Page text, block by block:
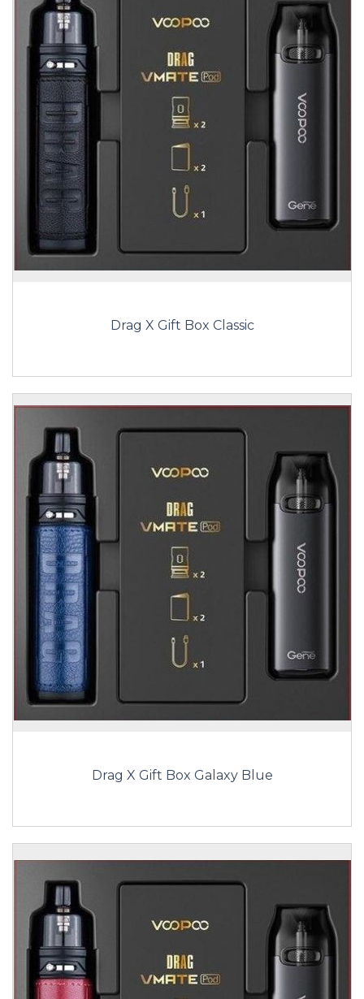
Drag X Gift Box Classic
Drag X Gift Box Galaxy Blue